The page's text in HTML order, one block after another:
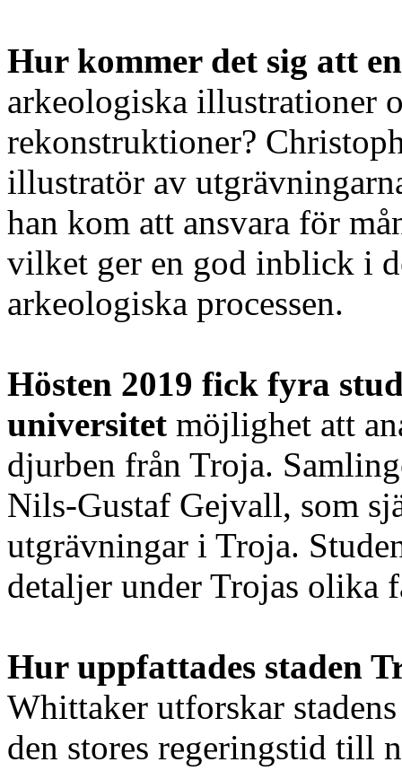
Hur kommer det sig att
arkeologiska illustrationer
rekonstruktioner?
illustratör av
han kom att ansvara för
vilket ger en god inblick i
arkeologiska processen.
Hösten 2019 fick fyra
universitet möjlighet att
djurben från Troja.
Nils-Gustaf Gejvall, som
utgrävningar i Troja.
detaljer under Trojas olika
Hur uppfattades staden
Whittaker utforskar
den stores regeringstid till